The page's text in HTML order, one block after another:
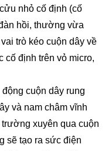
nhỏ cố định (cố
hồi, thường vừa
trò kéo cuộn dây về
cố định trên vỏ micro,
cuộn dây rung
và nam châm vĩnh
xuyên qua cuộn
sẽ tạo ra sức điện